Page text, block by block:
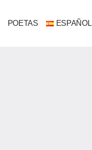
POETAS ESPAÑOL